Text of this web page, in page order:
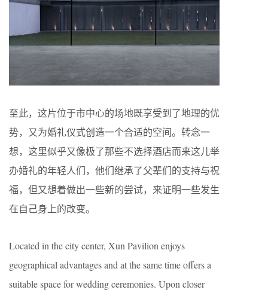
至此，这片位于市中心的场地既享受到了地理的优
势，又为婚礼仪式创造一个合适的空间。转念一
想，这里似乎又像极了那些不选择酒店而来这儿举
办婚礼的年轻人们，他们继承了父辈们的支持与祝
福，但又想着做出一些新的尝试，来证明一些发生
在自己身上的改变。
Located in the city center, Xun Pavilion enjoys
geographical advantages and at the same time offers a
suitable space for wedding ceremonies. Upon closer